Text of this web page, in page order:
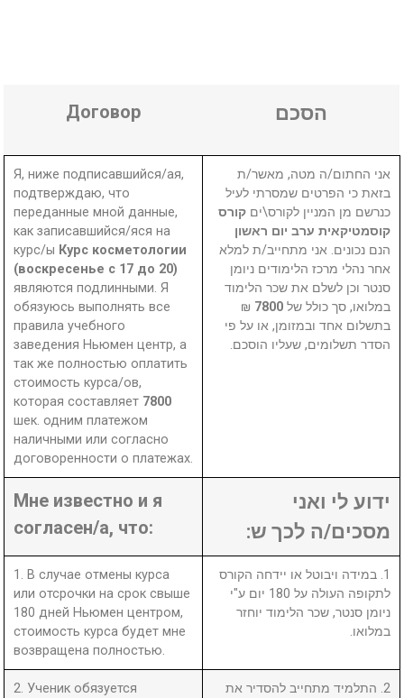
Договор הסכם
Я, ниже подписавшийся/ая,
подтверждаю, что
переданные мной данные,
как записавшийся/яся на
курс/ы Курс косметологии
(воскресенье с 17 до 20)
являются подлинными. Я
обязуюсь выполнять все
правила учебного
заведения Ньюмен центр, а
так же полностью оплатить
стоимость курса/ов,
которая составляет 7800
шек. одним платежом
наличными или согласно
договоренности о платежах.
אני החתום/ה מטה, מאשר/ת
בזאת כי הפרטים שמסרתי לעיל
כנרשם מן המניין לקורס\ים קורס
קוסמטיקאית ערב יום ראשון
הנם נכונים. אני מתחייב/ת למלא
אחר נהלי מרכז הלימודים ניומן
סנטר וכן לשלם את שכר הלימוד
במלואו, סך כולל של 7800
₪
בתשלום אחד ובמזומן, או על פי
הסדר תשלומים, שעליו הוסכם.
Мне известно и я
согласен/а, что:
ידוע לי ואני
מסכים/ה לכך ש:
1. В случае отмены курса
или отсрочки на срок свыше
180 дней Ньюмен центром,
стоимость курса будет мне
возвращена полностью.
1. במידה ויבוטל או יידחה הקורס
לתקופה העולה על 180 יום ע"י
ניומן סנטר, שכר הלימוד יוחזר
במלואו.
2. Ученик обязуется
2. התלמיד מתחייב להסדיר את